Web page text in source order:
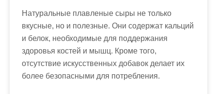
Натуральные плавленые сыры не только
вкусные, но и полезные. Они содержат кальций
и белок, необходимые для поддержания
здоровья костей и мышц. Кроме того,
отсутствие искусственных добавок делает их
более безопасными для потребления.